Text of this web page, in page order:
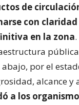
de
con
en la zona
por el
alcance y
a los